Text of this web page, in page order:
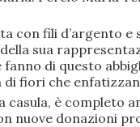
con fili d’argento
sua
di questo
fiori che
è completo
nuove donazioni